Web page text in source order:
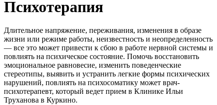
Психотерапия
Длительное напряжение, переживания, изменения в образе
жизни или режиме работы, неизвестность и неопределенность
— все это может привести к сбою в работе нервной системы и
повлиять на психическое состояние. Помочь восстановить
эмоциональное равновесие, изменить поведенческие
стереотипы, выявить и устранить легкие формы психических
нарушений, повлиять на психосоматику может врач-
психотерапевт, который ведет прием в Клинике Ильи
Труханова в Куркино.